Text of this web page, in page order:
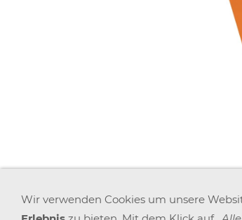
AGB WIDERRUFSRECHT
Wir verwenden Cookies um unsere